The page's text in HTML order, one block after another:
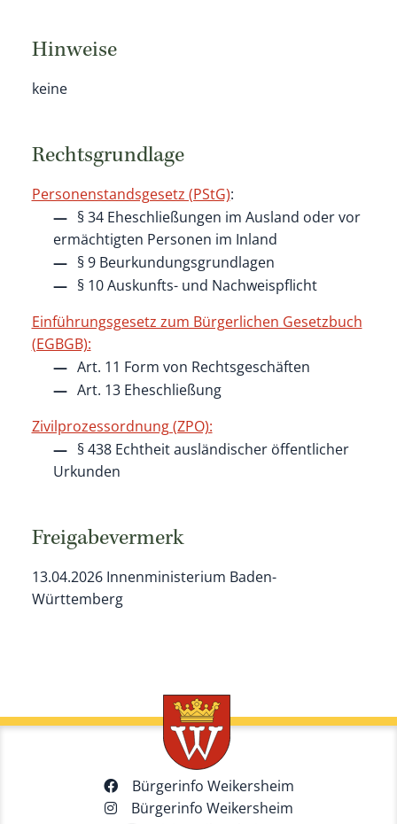
Hinweise
keine
Rechtsgrundlage
Personenstandsgesetz (PStG):
§ 34 Eheschließungen im Ausland oder vor
ermächtigten Personen im Inland
§ 9 Beurkundungsgrundlagen
§ 10 Auskunfts- und Nachweispflicht
Einführungsgesetz zum Bürgerlichen Gesetzbuch
(EGBGB):
Art. 11 Form von Rechtsgeschäften
Art. 13 Eheschließung
Zivilprozessordnung (ZPO):
§ 438 Echtheit ausländischer öffentlicher
Urkunden
Freigabevermerk
13.04.2026 Innenministerium Baden-
Württemberg
Bürgerinfo Weikersheim
Bürgerinfo Weikersheim